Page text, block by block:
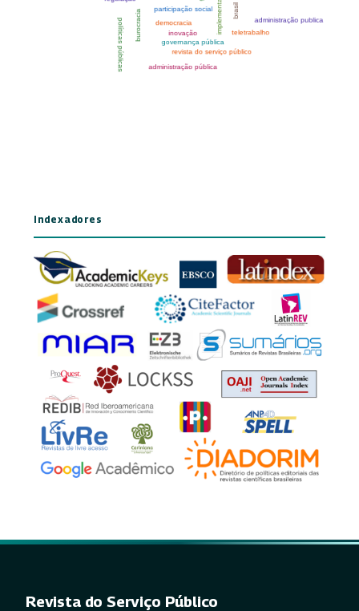
Indexadores
Revista do Serviço Público